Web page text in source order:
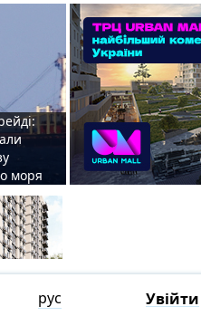
моря
рус Увійти